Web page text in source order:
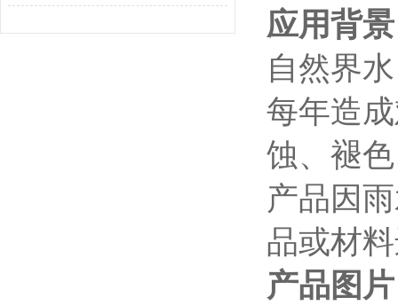
应用背景
自然界
每年造
蚀、褪
产品因
品或材
产品图片